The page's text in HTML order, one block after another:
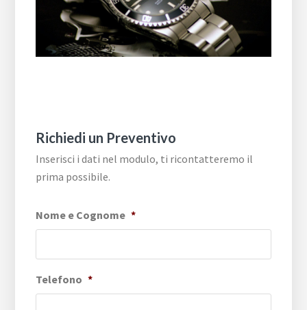
Richiedi un Preventivo
Inserisci i dati nel modulo, ti ricontatteremo il
prima possibile.
Nome e Cognome *
Telefono *